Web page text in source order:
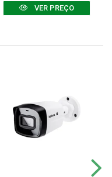
VER PREÇO